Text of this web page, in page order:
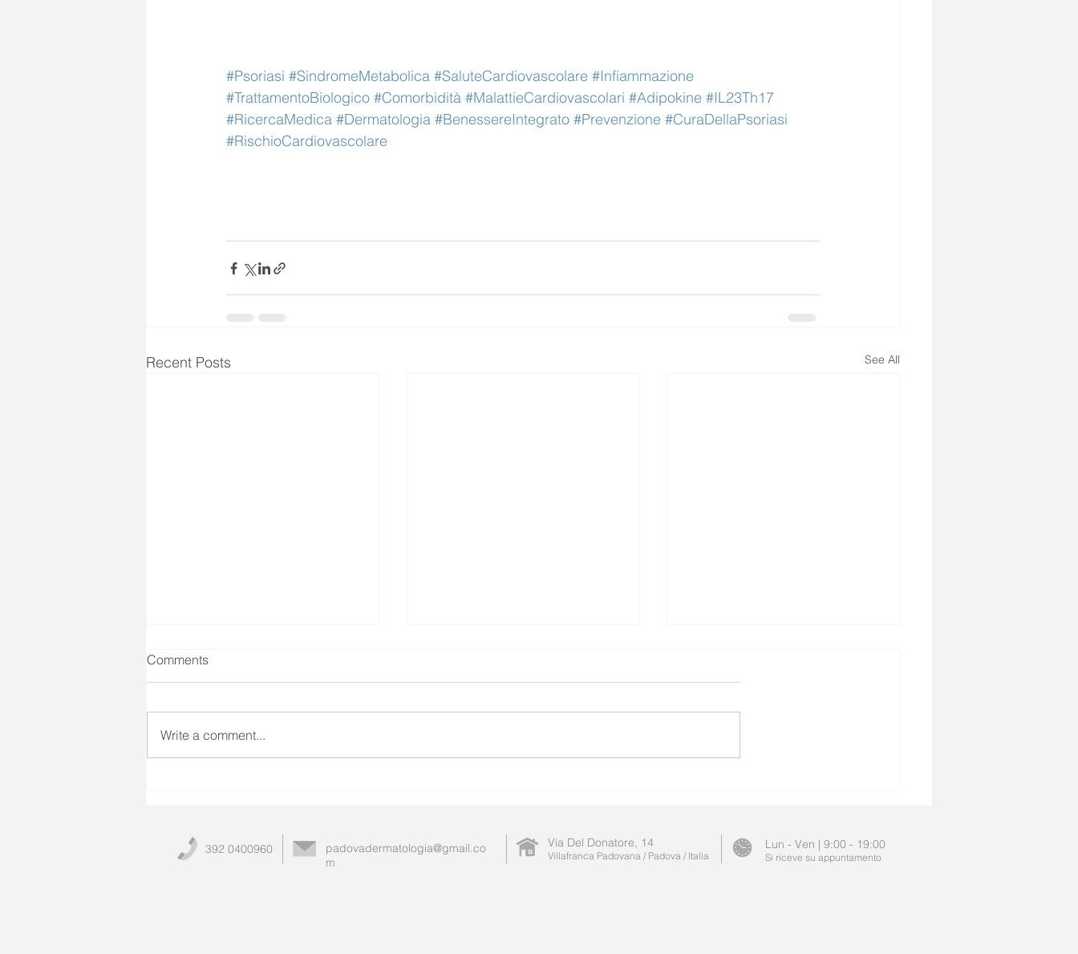
#Psoriasi #SindromeMetabolica #SaluteCardiovascolare #Infiammazione
#TrattamentoBiologico #Comorbidità #MalattieCardiovascolari #Adipokine #IL23Th17
#RicercaMedica #Dermatologia #BenessereIntegrato #Prevenzione #CuraDellaPsoriasi
#RischioCardiovascolare
Recent Posts See All
ecosistema
Comments
Write a comment...
392 0400960
padovadermatologia@gmail.co
m
Via Del Donatore, 14
Villafranca Padovana / Padova / Italia
Lun - Ven | 9:00 - 19:00
Si riceve su appuntamento